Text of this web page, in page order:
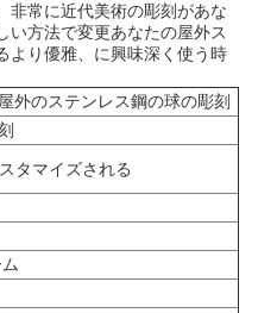
非常に近代美術の彫刻があな
い方法で変更あなたの屋外ス
より優雅、に興味深く使う時
外のステンレス鋼の球の彫刻
タマイズされる